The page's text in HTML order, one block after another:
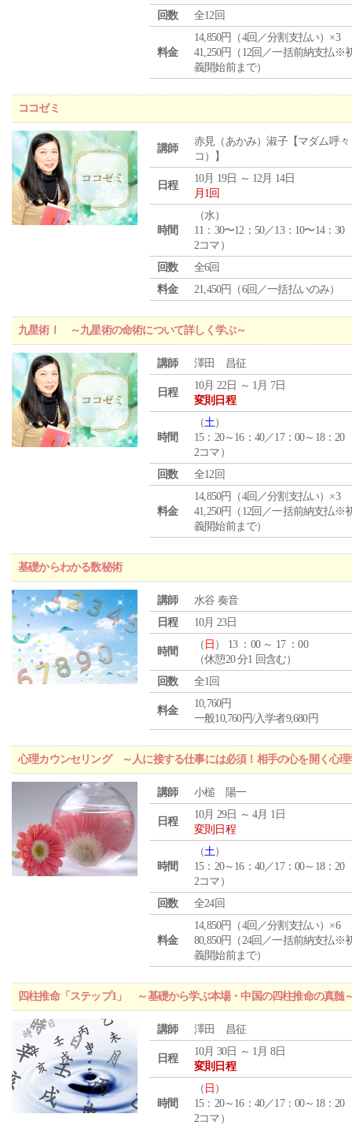
回数
全12回
料金
14,850円（4回／分割支払い）×3
41,250円（12回／一括前納支払※
義開始前まで）
ココゼミ
講師
赤見（あかみ）淑子【マダム呼々
コ）】
日程
10月 19日 ～ 12月 14日
月1回
時間
（水）
11：30〜12：50／13：10〜14：30
2コマ）
回数
全6回
料金
21,450円（6回／一括払いのみ）
九星術Ⅰ ～九星術の命術について詳しく学ぶ～
講師 澤田 昌征
日程
10月 22日 ～ 1月 7日
変則日程
時間
（土）
15：20～16：40／17：00～18：20
2コマ）
回数
全12回
料金
14,850円（4回／分割支払い）×3
41,250円（12回／一括前納支払※
義開始前まで）
基礎からわかる数秘術
講師
水谷 奏音
日程
10月 23日
時間
（ 日 ） 13 ：00 ～ 17 ：00
（休憩20 分1 回含む）
回数
全1回
料金
10,760円
一般10,760円/入学者9,680円
心理カウンセリング ～人に接する仕事には必須！相手の心を開く心理
講師 小槌 陽一
日程
10月 29日 ～ 4月 1日
変則日程
時間
（土）
15：20～16：40／17：00～18：20
2コマ）
回数
全24回
料金
14,850円（4回／分割支払い）×6
80,850円（24回／一括前納支払※
義開始前まで）
四柱推命「ステップ1」 ～基礎から学ぶ本場・中国の四柱推命の真髄
講師 澤田 昌征
日程
10月 30日 ～ 1月 8日
変則日程
時間
（ 日 ）
15：20～16：40／17：00～18：20
2コマ）